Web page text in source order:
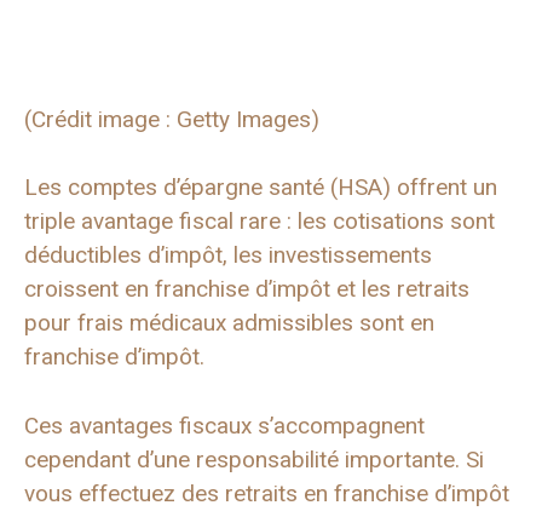
(Crédit image : Getty Images)
Les comptes d’épargne santé (HSA) offrent un
triple avantage fiscal rare : les cotisations sont
déductibles d’impôt, les investissements
croissent en franchise d’impôt et les retraits
pour frais médicaux admissibles sont en
franchise d’impôt.
Ces avantages fiscaux s’accompagnent
cependant d’une responsabilité importante. Si
vous effectuez des retraits en franchise d’impôt